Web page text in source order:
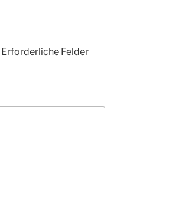
Erforderliche Felder